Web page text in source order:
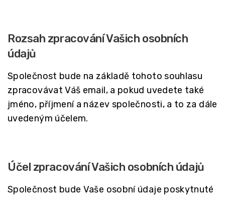
Rozsah zpracování Vašich osobních
údajů
Společnost bude na základě tohoto souhlasu
zpracovávat Váš email, a pokud uvedete také
jméno, příjmení a název společnosti, a to za dále
uvedeným účelem.
Účel zpracování Vašich osobních údajů
Společnost bude Vaše osobní údaje poskytnuté